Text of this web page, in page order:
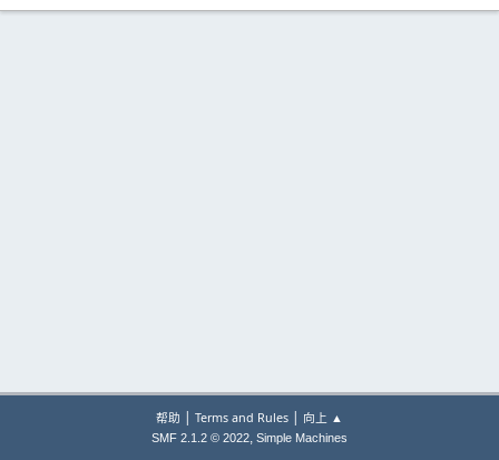
帮助 | Terms and Rules | 向上 ▲
SMF 2.1.2 © 2022, Simple Machines